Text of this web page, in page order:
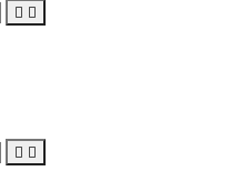
 
 